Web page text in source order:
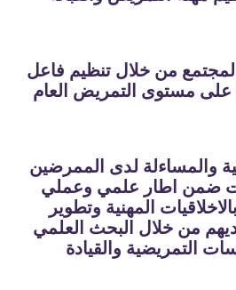
من خلال تنظيم فاعل
على مستوى التمريض العام
والمساءلة لدى الممرضين
ضمن اطار علمي وعملي
المهنية وتطوير
من خلال البحث العلمي
التمريضية والقيادة